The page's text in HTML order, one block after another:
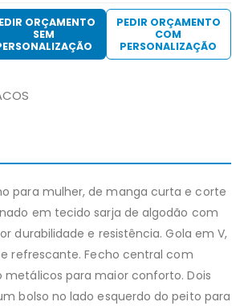
ORÇAMENTO
SEM
PEDIR ORÇAMENTO
COM
PERSONALIZAÇÃO
para mulher, de manga curta e corte
em tecido sarja de algodão com
durabilidade e resistência. Gola em V,
refrescante. Fecho central com
metálicos para maior conforto. Dois
bolso no lado esquerdo do peito para